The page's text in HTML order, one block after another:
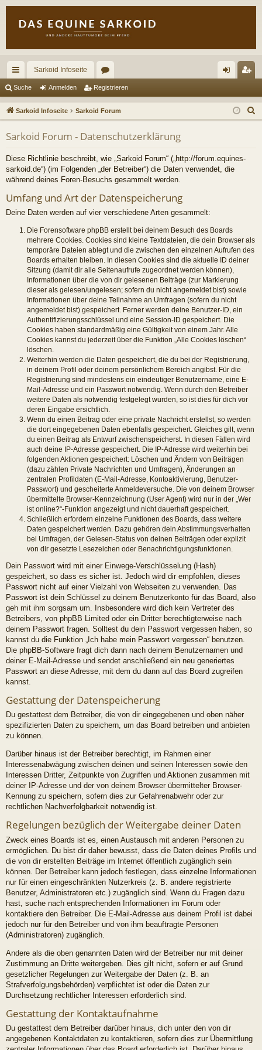
ch
ne
llz
ug
riff
Sarkoid Infoseite
or
en m
el
n
ist
rie
Suche Anmelden Registrieren
Sarkoid Infoseite Sarkoid Forum
u
Sarkoid Forum - Datenschutzerklärung
Diese Richtlinie beschreibt, wie „Sarkoid Forum“ („http://forum.equines-
sarkoid.de“) (im Folgenden „der Betreiber“) die Daten verwendet, die
während deines Foren-Besuchs gesammelt werden.
Umfang und Art der Datenspeicherung
Deine Daten werden auf vier verschiedene Arten gesammelt:
Die Forensoftware phpBB erstellt bei deinem Besuch des Boards
mehrere Cookies. Cookies sind kleine Textdateien, die dein Browser als
temporäre Dateien ablegt und die zwischen den einzelnen Aufrufen des
Boards erhalten bleiben. In diesen Cookies sind die aktuelle ID deiner
Sitzung (damit dir alle Seitenaufrufe zugeordnet werden können),
Informationen über die von dir gelesenen Beiträge (zur Markierung
dieser als gelesen/ungelesen; sofern du nicht angemeldet bist) sowie
Informationen über deine Teilnahme an Umfragen (sofern du nicht
angemeldet bist) gespeichert. Ferner werden deine Benutzer-ID, ein
Authentifizierungsschlüssel und eine Session-ID gespeichert. Die
Cookies haben standardmäßig eine Gültigkeit von einem Jahr. Alle
Cookies kannst du jederzeit über die Funktion „Alle Cookies löschen“
löschen.
Weiterhin werden die Daten gespeichert, die du bei der Registrierung,
in deinem Profil oder deinem persönlichem Bereich angibst. Für die
Registrierung sind mindestens ein eindeutiger Benutzername, eine E-
Mail-Adresse und ein Passwort notwendig. Wenn durch den Betreiber
weitere Daten als notwendig festgelegt wurden, so ist dies für dich vor
deren Eingabe ersichtlich.
Wenn du einen Beitrag oder eine private Nachricht erstellst, so werden
die dort eingegebenen Daten ebenfalls gespeichert. Gleiches gilt, wenn
du einen Beitrag als Entwurf zwischenspeicherst. In diesen Fällen wird
auch deine IP-Adresse gespeichert. Die IP-Adresse wird weiterhin bei
folgenden Aktionen gespeichert: Löschen und Ändern von Beiträgen
(dazu zählen Private Nachrichten und Umfragen), Änderungen an
zentralen Profildaten (E-Mail-Adresse, Kontoaktivierung, Benutzer-
Passwort) und gescheiterte Anmeldeversuche. Die von deinem Browser
übermittelte Browser-Kennzeichnung (User Agent) wird nur in der „Wer
ist online?“-Funktion angezeigt und nicht dauerhaft gespeichert.
Schließlich erfordern einzelne Funktionen des Boards, dass weitere
Daten gespeichert werden. Dazu gehören dein Abstimmungsverhalten
bei Umfragen, der Gelesen-Status von deinen Beiträgen oder explizit
von dir gesetzte Lesezeichen oder Benachrichtigungsfunktionen.
Dein Passwort wird mit einer Einwege-Verschlüsselung (Hash)
gespeichert, so dass es sicher ist. Jedoch wird dir empfohlen, dieses
Passwort nicht auf einer Vielzahl von Webseiten zu verwenden. Das
Passwort ist dein Schlüssel zu deinem Benutzerkonto für das Board, also
geh mit ihm sorgsam um. Insbesondere wird dich kein Vertreter des
Betreibers, von phpBB Limited oder ein Dritter berechtigterweise nach
deinem Passwort fragen. Solltest du dein Passwort vergessen haben, so
kannst du die Funktion „Ich habe mein Passwort vergessen“ benutzen.
Die phpBB-Software fragt dich dann nach deinem Benutzernamen und
deiner E-Mail-Adresse und sendet anschließend ein neu generiertes
Passwort an diese Adresse, mit dem du dann auf das Board zugreifen
kannst.
Gestattung der Datenspeicherung
Du gestattest dem Betreiber, die von dir eingegebenen und oben näher
spezifizierten Daten zu speichern, um das Board betreiben und anbieten
zu können.
Darüber hinaus ist der Betreiber berechtigt, im Rahmen einer
Interessenabwägung zwischen deinen und seinen Interessen sowie den
Interessen Dritter, Zeitpunkte von Zugriffen und Aktionen zusammen mit
deiner IP-Adresse und der von deinem Browser übermittelter Browser-
Kennung zu speichern, sofern dies zur Gefahrenabwehr oder zur
rechtlichen Nachverfolgbarkeit notwendig ist.
Regelungen bezüglich der Weitergabe deiner Daten
Zweck eines Boards ist es, einen Austausch mit anderen Personen zu
ermöglichen. Du bist dir daher bewusst, dass die Daten deines Profils und
die von dir erstellten Beiträge im Internet öffentlich zugänglich sein
können. Der Betreiber kann jedoch festlegen, dass einzelne Informationen
nur für einen eingeschränkten Nutzerkreis (z. B. andere registrierte
Benutzer, Administratoren etc.) zugänglich sind. Wenn du Fragen dazu
hast, suche nach entsprechenden Informationen im Forum oder
kontaktiere den Betreiber. Die E-Mail-Adresse aus deinem Profil ist dabei
jedoch nur für den Betreiber und von ihm beauftragte Personen
(Administratoren) zugänglich.
Andere als die oben genannten Daten wird der Betreiber nur mit deiner
Zustimmung an Dritte weitergeben. Dies gilt nicht, sofern er auf Grund
gesetzlicher Regelungen zur Weitergabe der Daten (z. B. an
Strafverfolgungsbehörden) verpflichtet ist oder die Daten zur
Durchsetzung rechtlicher Interessen erforderlich sind.
Gestattung der Kontaktaufnahme
Du gestattest dem Betreiber darüber hinaus, dich unter den von dir
angegebenen Kontaktdaten zu kontaktieren, sofern dies zur Übermittlung